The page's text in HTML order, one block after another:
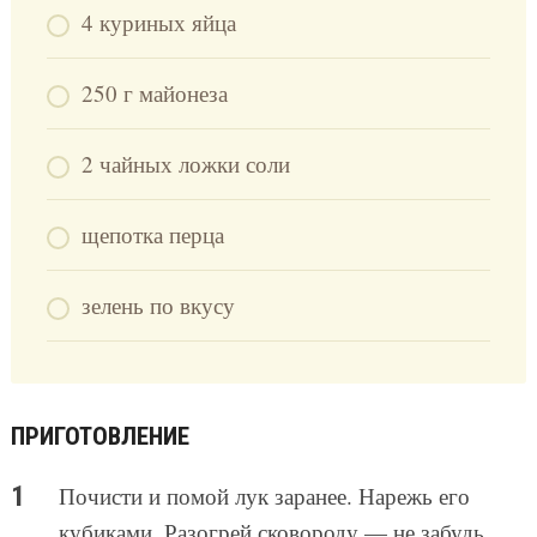
4 куриных яйца
250 г майонеза
2 чайных ложки соли
щепотка перца
зелень по вкусу
ПРИГОТОВЛЕНИЕ
Почисти и помой лук заранее. Нарежь его